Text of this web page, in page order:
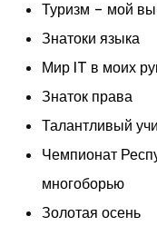
Туризм – мой
Знатоки языка
Мир IT в моих
Знаток права
Талантливый
Чемпионат
многоборью
Золотая осень